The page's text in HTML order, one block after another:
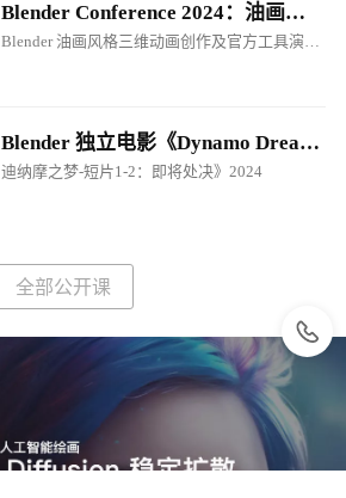
Blender Conference 2024：油画风格电影制作创作分享
Blender 油画风格三维动画创作及官方工具演讲！
Blender 独立电影《Dynamo Dream - EP1-P2.Prepare for Execution / 迪纳摩之梦-短片1-2：即将处决》2024
迪纳摩之梦-短片1-2：即将处决》2024
全部公开课